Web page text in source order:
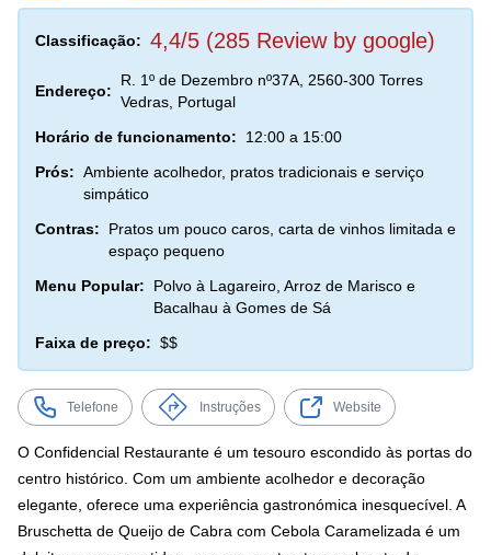
Classificação: 4,4/5 (285 Review by google)
Endereço:
R. 1º de Dezembro nº37A, 2560-300 Torres
Vedras, Portugal
Horário de funcionamento:
12:00 a 15:00
Prós: Ambiente acolhedor, pratos tradicionais e serviço
simpático
Contras:
Pratos um pouco caros, carta de vinhos limitada e
espaço pequeno
Menu Popular:
Polvo à Lagareiro, Arroz de Marisco e
Bacalhau à Gomes de Sá
Faixa de preço: $$
Telefone Instruções Website
O Confidencial Restaurante é um tesouro escondido às portas do
centro histórico. Com um ambiente acolhedor e decoração
elegante, oferece uma experiência gastronómica inesquecível. A
Bruschetta de Queijo de Cabra com Cebola Caramelizada é um